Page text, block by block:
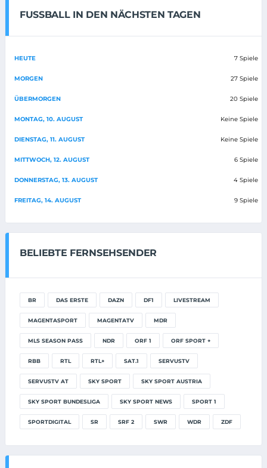
FUSSBALL IN DEN NÄCHSTEN TAGEN
HEUTE 7 Spiele
MORGEN 27 Spiele
ÜBERMORGEN 20 Spiele
MONTAG, 10. AUGUST Keine Spiele
DIENSTAG, 11. AUGUST Keine Spiele
MITTWOCH, 12. AUGUST 6 Spiele
DONNERSTAG, 13. AUGUST 4 Spiele
FREITAG, 14. AUGUST 9 Spiele
BELIEBTE FERNSEHSENDER
BR DAS ERSTE DAZN DF1 LIVESTREAM
MAGENTASPORT MAGENTATV MDR
MLS SEASON PASS NDR ORF 1 ORF SPORT +
RBB RTL RTL+ SAT.1 SERVUSTV
SERVUSTV AT SKY SPORT SKY SPORT AUSTRIA
SKY SPORT BUNDESLIGA SKY SPORT NEWS SPORT 1
SPORTDIGITAL SR SRF 2 SWR WDR ZDF